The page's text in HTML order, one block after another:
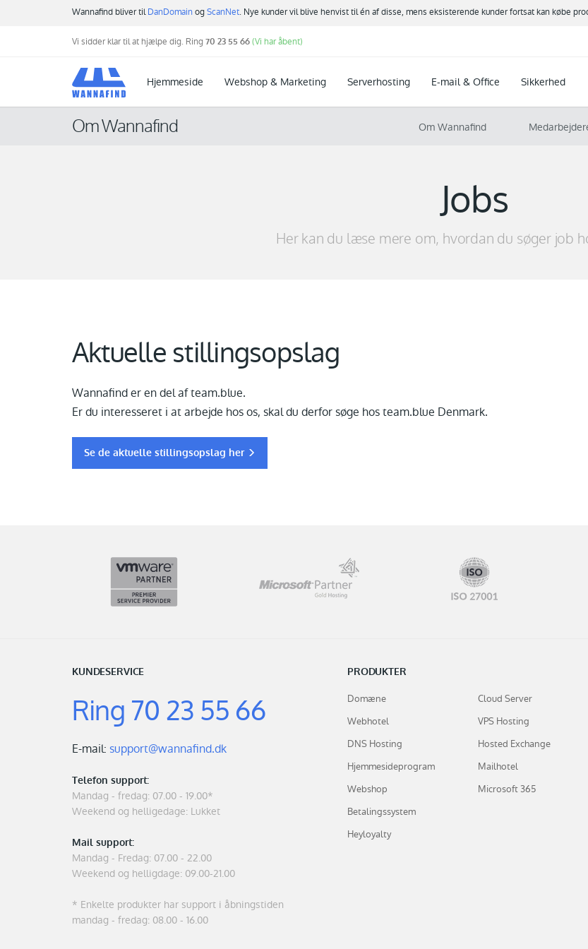
Wannafind bliver tilDanDomainogScanNet. Nye kunder vil blive henvist til én af disse, mens eksisterende kunder fortsat kan købe
Vi sidder klar til at hjælpe dig. Ring 70 23 55 66(Vi har åbent)
Hjemmeside Webshop & Marketing Serverhosting E-mail & Office Sikkerhed
Om Wannafind Om Wannafind
Jobs
Her kan du læse mere om, hvordan du søger job
Aktuelle stillingsopslag
Wannafind er en del af team.blue.
Er du interesseret i at arbejde hos os, skal du derfor søge hos team.blue Denmark.
Se de aktuelle stillingsopslag her
KUNDESERVICE
Ring 70 23 55 66
E-mail: support@wannafind.dk
Telefon support:
Mandag - fredag: 07.00 - 19.00*
Weekend og helligedage: Lukket
Mail support:
Mandag - Fredag: 07.00 - 22.00
Weekend og helligdage: 09.00-21.00
* Enkelte produkter har support i åbningstiden
mandag - fredag: 08.00 - 16.00
PRODUKTER
Domæne
Webhotel
DNS Hosting
Hjemmesideprogram
Webshop
Betalingssystem
Heyloyalty
Cloud Server
VPS Hosting
Hosted Exchange
Mailhotel
Microsoft 365